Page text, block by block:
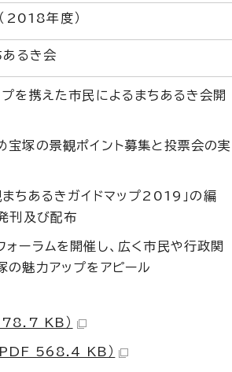
2018年度）
あるき会
プを携えた市民によるまちあるき会開
宝塚の景観ポイント募集と投票会の実
まちあるきガイドマップ2019」の編
刊及び配布
ォーラムを開催し、広く市民や行政関
の魅力アップをアピール
KB）
PDF 568.4 KB）